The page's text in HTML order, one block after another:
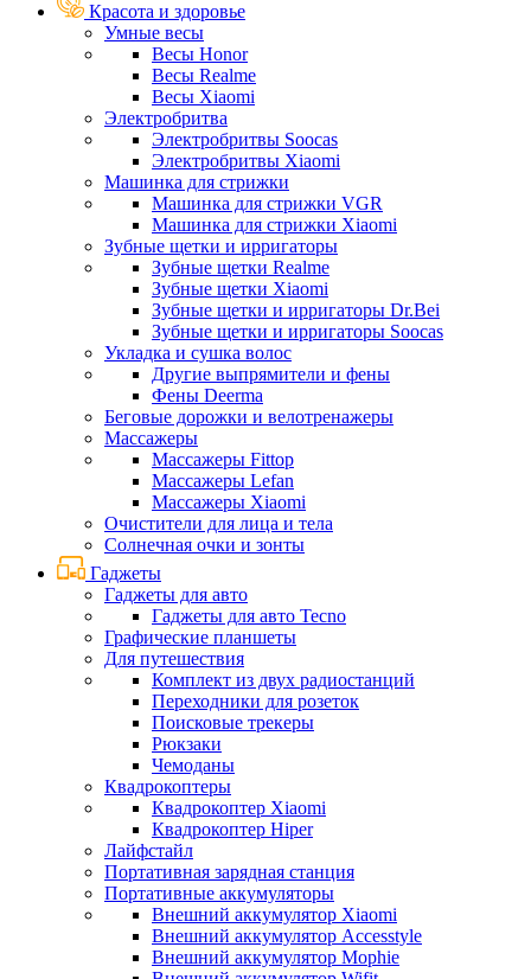
Красота и здоровье
Умные весы
Весы Honor
Весы Realme
Весы Xiaomi
Электробритва
Электробритвы Soocas
Электробритвы Xiaomi
Машинка для стрижки
Машинка для стрижки VGR
Машинка для стрижки Xiaomi
Зубные щетки и ирригаторы
Зубные щетки Realme
Зубные щетки Xiaomi
Зубные щетки и ирригаторы Dr.Bei
Зубные щетки и ирригаторы Soocas
Укладка и сушка волос
Другие выпрямители и фены
Фены Deerma
Беговые дорожки и велотренажеры
Массажеры
Массажеры Fittop
Массажеры Lefan
Массажеры Xiaomi
Очистители для лица и тела
Солнечная очки и зонты
Гаджеты
Гаджеты для авто
Гаджеты для авто Tecno
Графические планшеты
Для путешествия
Комплект из двух радиостанций
Переходники для розеток
Поисковые трекеры
Рюкзаки
Чемоданы
Квадрокоптеры
Квадрокоптер Xiaomi
Квадрокоптер Hiper
Лайфстайл
Портативная зарядная станция
Портативные аккумуляторы
Внешний аккумулятор Xiaomi
Внешний аккумулятор Accesstyle
Внешний аккумулятор Mophie